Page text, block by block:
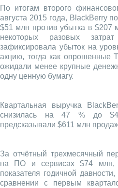
По итогам второго
августа 2015 года, BlackBerry
$51 млн против убытка в $207
некоторых разовых
зафиксировала убыток на
акцию, тогда как опрошенные
ожидали менее крупные
одну ценную бумагу.
Квартальная выручка
снизилась на 47 % до
предсказывали $611 млн
За отчётный трехмесячный
на ПО и сервисах $74
показателя годичной
сравнении с первым